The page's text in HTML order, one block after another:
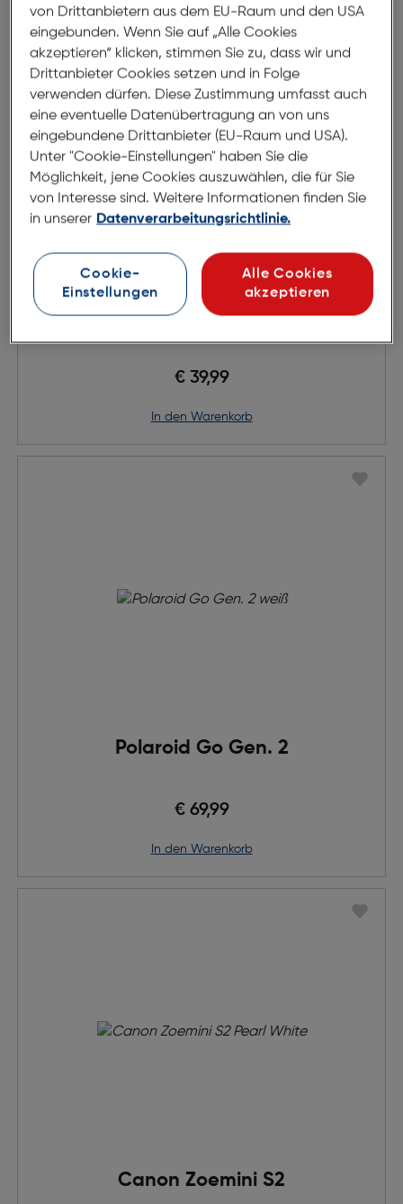
Kodak Film Camera M35
€ 39,99
in den Warenkorb
Polaroid Go Gen. 2
€ 69,99
in den Warenkorb
Canon Zoemini S2
von Drittanbietern aus dem EU-Raum und den USA
eingebunden. Wenn Sie auf „Alle Cookies
akzeptieren“ klicken, stimmen Sie zu, dass wir und
Drittanbieter Cookies setzen und in Folge
verwenden dürfen. Diese Zustimmung umfasst auch
eine eventuelle Datenübertragung an von uns
eingebundene Drittanbieter (EU-Raum und USA).
Unter "Cookie-Einstellungen" haben Sie die
Möglichkeit, jene Cookies auszuwählen, die für Sie
von Interesse sind. Weitere Informationen finden Sie
in unserer Datenverarbeitungsrichtlinie.
Cookie-
Einstellungen
Alle Cookies
akzeptieren